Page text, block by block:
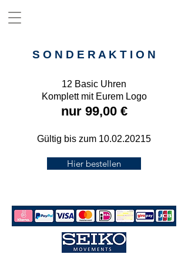
S O N D E R A K T I O N
12 Basic Uhren
Komplett mit Eurem Logo
nur 99,00 €
Gültig bis zum 10.02.20215
Hier bestellen